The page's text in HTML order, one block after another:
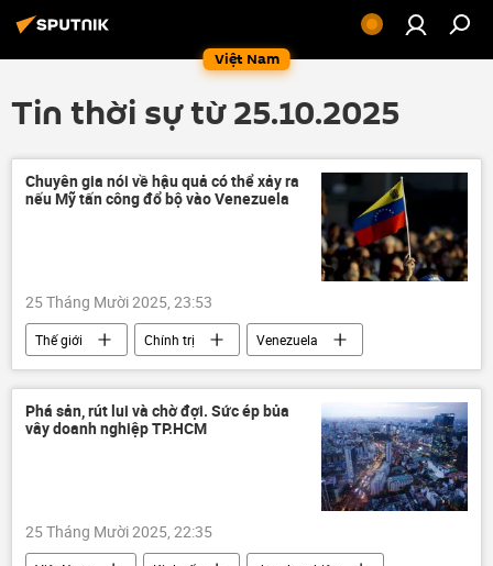
Việt Nam
Tin thời sự từ 25.10.2025
Chuyên gia nói về hậu quả có thể xảy ra
nếu Mỹ tấn công đổ bộ vào Venezuela
25 Tháng Mười 2025, 23:53
Thế giới Chính trị
Venezuela
Hoa Kỳ
chuyên gia Quân sự
Phá sản, rút lui và chờ đợi. Sức ép bủa
vây doanh nghiệp TP.HCM
25 Tháng Mười 2025, 22:35